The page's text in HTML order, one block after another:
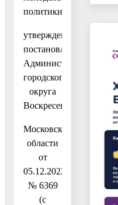
политики»,
утвержденную
постановлением
Администрации
городского
округа
Воскресенск
Московской
области
от
05.12.2022
№ 6369
(с